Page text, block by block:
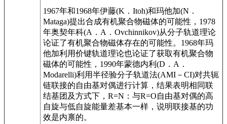
1967年和1968年伊藤(K．Itoh)和玛他加(N．
Mataga)提出合成有机聚合物磁体的可能性，1978
年奥契年科(A．A．Ovchinnikov)从分子轨道理论
论证了有机聚合物磁体存在的可能性。1968年玛
他加利用价键轨道理论也论证了获取有机聚合物
磁体的可能性，1990年蒙德内利(D．A．
Modarelli)利用半径验分子轨道法(AMI－CI)对共轭
链联接的自由基对偶进行计算，结果表明相同联
结基团及方式下，R=N：与R=O自由基对偶的高
自旋与低自旋能量差基本一样，说明联接基的功
效是内禀的。